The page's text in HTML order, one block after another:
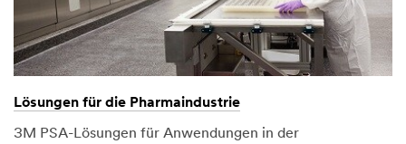
Lösungen für die Pharmaindustrie
3M PSA-Lösungen für Anwendungen in der